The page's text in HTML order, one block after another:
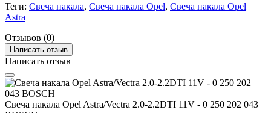
Теги: Свеча накала, Свеча накала Opel, Свеча накала Opel
Astra
Отзывов (0)
Написать отзыв
Написать отзыв
Свеча накала Opel Astra/Vectra 2.0-2.2DTI 11V - 0 250 202 043